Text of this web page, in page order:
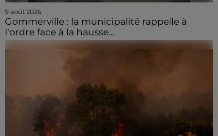
9 août 2026
Gommerville : la municipalité rappelle à
l'ordre face à la hausse...